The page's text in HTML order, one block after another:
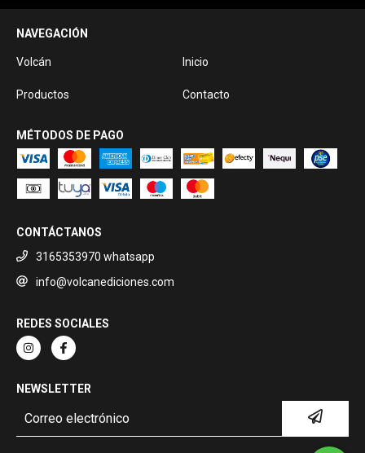
NAVEGACIÓN
Volcán Inicio
Productos Contacto
MÉTODOS DE PAGO
CONTÁCTANOS
3165353970 whatsapp
info@volcanediciones.com
REDES SOCIALES
NEWSLETTER